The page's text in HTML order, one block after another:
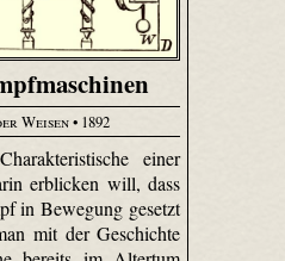
Weisen• 1892
einer
erblicken will, dass
in Bewegung gesetzt
mit der Geschichte